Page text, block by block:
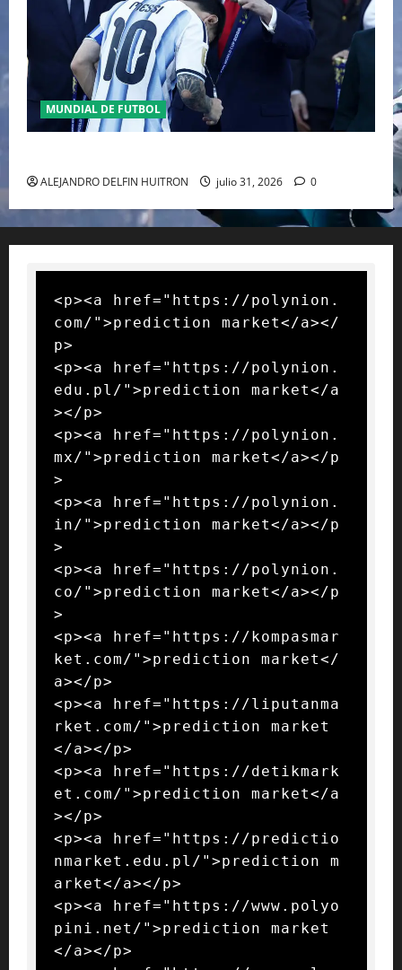
MUNDIAL DE FUTBOL
ALEJANDRO DELFIN HUITRON julio 31, 2026 0
<p><a href="https://polynion.
com/">prediction market</a></
p>
<p><a href="https://polynion.
edu.pl/">prediction market</a
></p>
<p><a href="https://polynion.
mx/">prediction market</a></p
>
<p><a href="https://polynion.
in/">prediction market</a></p
>
<p><a href="https://polynion.
co/">prediction market</a></p
>
<p><a href="https://kompasmar
ket.com/">prediction market</
a></p>
<p><a href="https://liputanma
rket.com/">prediction market
</a></p>
<p><a href="https://detikmark
et.com/">prediction market</a
></p>
<p><a href="https://predictio
nmarket.edu.pl/">prediction m
arket</a></p>
<p><a href="https://www.polyo
pini.net/">prediction market
</a></p>